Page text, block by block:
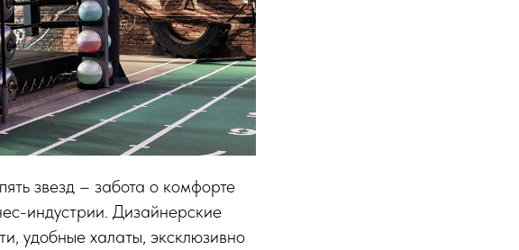
звезд – забота о комфорте
индустрии. Дизайнерские
удобные халаты, эксклюзивно